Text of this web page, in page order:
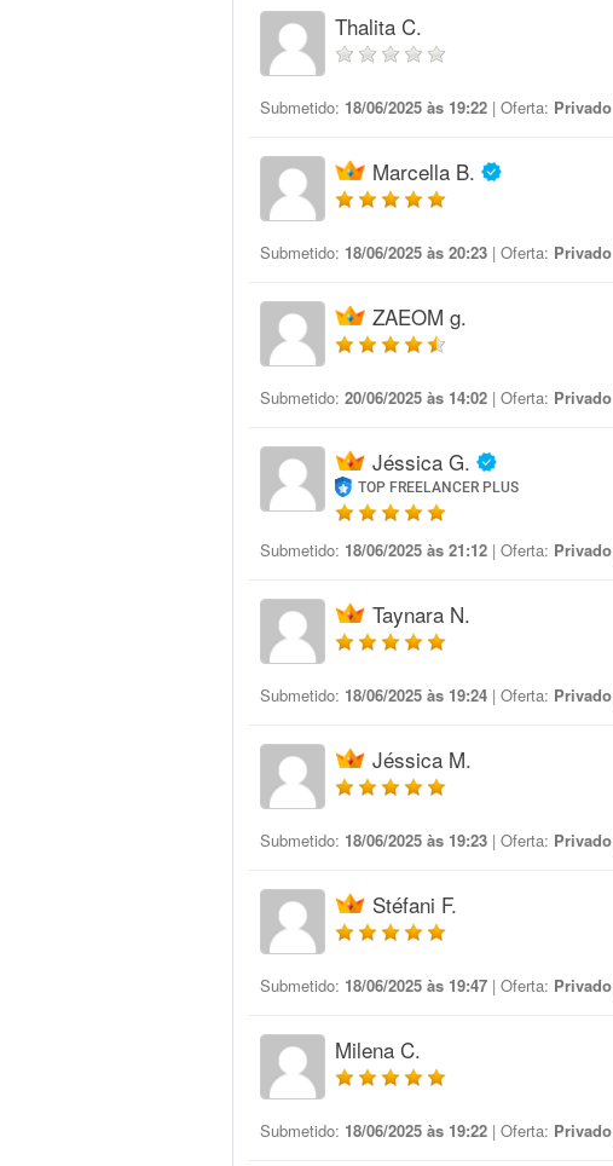
Thalita C.
Submetido: 18/06/2025 às 19:22 | Oferta: Privado
Marcella B.
Submetido: 18/06/2025 às 20:23 | Oferta: Privado
ZAEOM g.
Submetido: 20/06/2025 às 14:02 | Oferta: Privado
Jéssica G.
TOP FREELANCER PLUS
Submetido: 18/06/2025 às 21:12 | Oferta: Privado
Taynara N.
Submetido: 18/06/2025 às 19:24 | Oferta: Privado
Jéssica M.
Submetido: 18/06/2025 às 19:23 | Oferta: Privado
Stéfani F.
Submetido: 18/06/2025 às 19:47 | Oferta: Privado
Milena C.
Submetido: 18/06/2025 às 19:22 | Oferta: Privado